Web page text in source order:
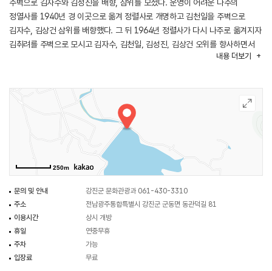
주벽으로 김자수와 김성진을 배향, 삼위를 모셨다. 운영이 어려운 나주의
정열사를 1940년 경 이곳으로 옮겨 정렬사로 개명하고 김천일을 주벽으로
김자수, 김상건 삼위를 배향했다. 그 뒤 1964년 정렬사가 다시 나주로 옮겨지자
김취려를 주벽으로 모시고 김자수, 김천일, 김성진, 김상건 오위를 향사하면서
금산원으로 액호를 바꾸고 건물이 퇴락됨에 따라 1981년 2차례 중수하였다.
김취려는 고려의 명장으로 박달제 등에서 거란군을 물리쳐 영남의 지킨 공훈을
남겼으며 현 국무총리격인 문화시중을 역임했고, 김자수는 문과에 급제 홍문관
응교 및 강진현감과 강원감사직을 끝으로 창평의 월봉산에 상월정을 건립
후학을 양성했다.
김천일는 나주에서 태어나고 이항의 문하에서 수학하였으며 1592년(선조 25)
의병을 일으켜 창의사의 군호를 받았다. 진주성에서 아들 상건과 함께
순절하였다.
막하에서 아들 전, 홍과 함께 군량미를 조달 보급하였다.
순절하니 충효의 가문을 이루었다.
내용 더보기
250m
문의 및 안내
강진군 문화관광과 061-430-3310
주소
전남광주통합특별시 강진군 군동면 동관덕길 81
이용시간
상시 개방
휴일
연중무휴
주차
가능
입장료
무료